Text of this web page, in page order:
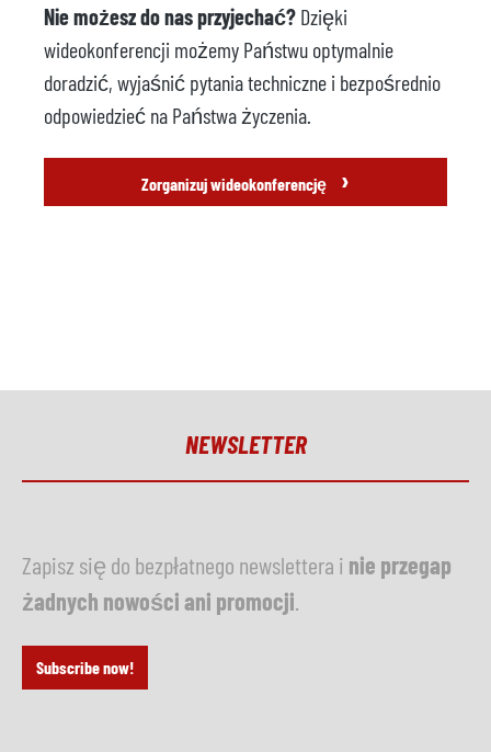
Nie możesz do nas przyjechać? Dzięki
wideokonferencji możemy Państwu optymalnie
doradzić, wyjaśnić pytania techniczne i bezpośrednio
odpowiedzieć na Państwa życzenia.
Zorganizuj wideokonferencję ›
NEWSLETTER
Zapisz się do bezpłatnego newslettera i nie przegap
żadnych nowości ani promocji
Subscribe now!